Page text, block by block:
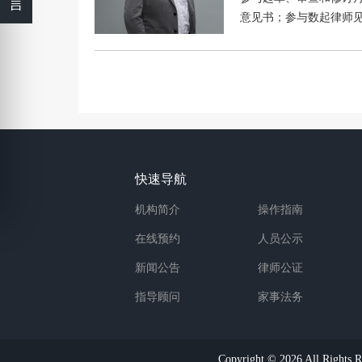
意见书；参与数起律师
快速导航
机构简介 操作指南
在线预约 人员公示
新闻公告 律师公证
指导顾问 家事法务
Copyright © 2026 All
言